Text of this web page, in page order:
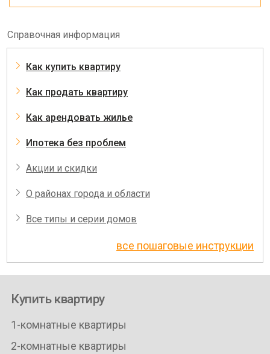
Справочная информация
Как купить квартиру
Как продать квартиру
Как арендовать жилье
Ипотека без проблем
Акции и скидки
О районах города и области
Все типы и серии домов
все пошаговые инструкции
Купить квартиру
1-комнатные квартиры
2-комнатные квартиры